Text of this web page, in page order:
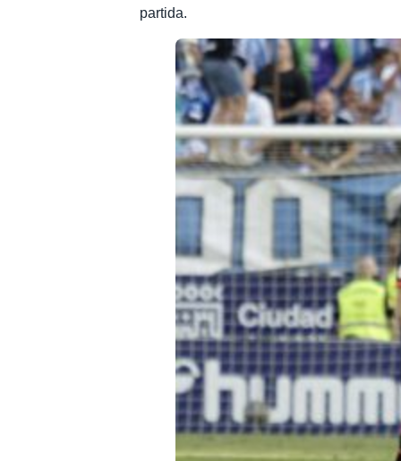
partida.